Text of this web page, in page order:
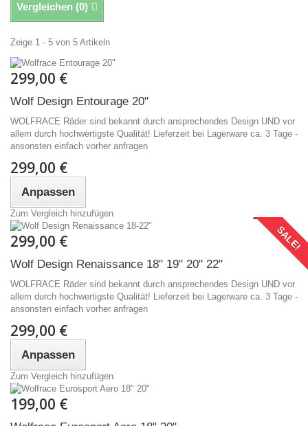
Vergleichen (0)
Zeige 1 - 5 von 5 Artikeln
299,00 €
Wolf Design Entourage 20"
WOLFRACE Räder sind bekannt durch ansprechendes Design UND vor
allem durch hochwertigste Qualität! Lieferzeit bei Lagerware ca. 3 Tage -
ansonsten einfach vorher anfragen
299,00 €
Anpassen
Zum Vergleich hinzufügen
299,00 € SALE!
Wolf Design Renaissance 18" 19" 20" 22"
WOLFRACE Räder sind bekannt durch ansprechendes Design UND vor
allem durch hochwertigste Qualität! Lieferzeit bei Lagerware ca. 3 Tage -
ansonsten einfach vorher anfragen
299,00 €
Anpassen
Zum Vergleich hinzufügen
199,00 €